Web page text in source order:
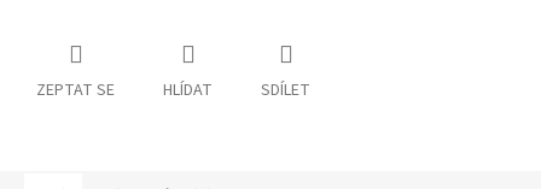
ZEPTAT SE HLÍDAT SDÍLET